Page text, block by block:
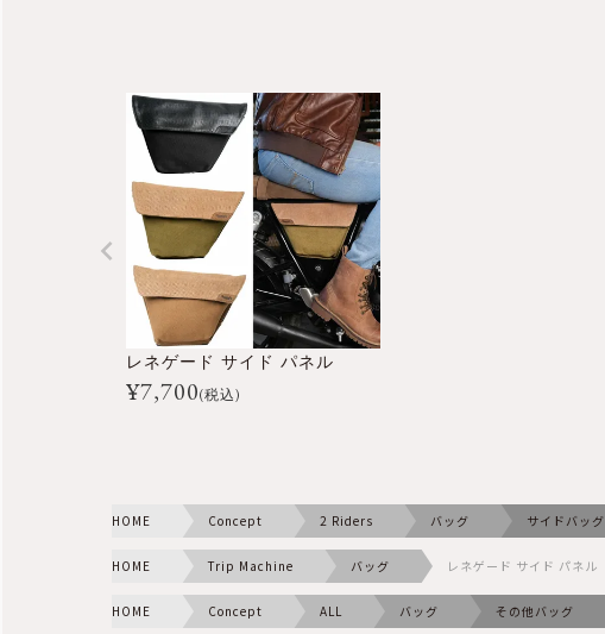
レネゲード サイド パネル
¥7,700(税込)
HOME Concept 2 Riders バッグ サイドバッグ
HOME Trip Machine バッグ レネゲード サイド パネル
HOME Concept ALL バッグ その他バッグ